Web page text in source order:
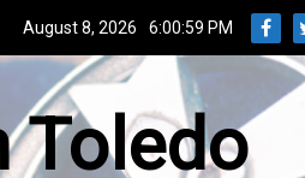
August 8, 2026 6:01:00 PM
Toledo